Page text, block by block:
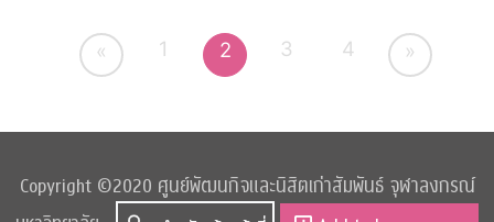
« 1 2 3 4 »
Copyright ©2020 ศูนย์พัฒนกิจและนิสิตเก่าสัมพันธ์ จุฬาลงกรณ์